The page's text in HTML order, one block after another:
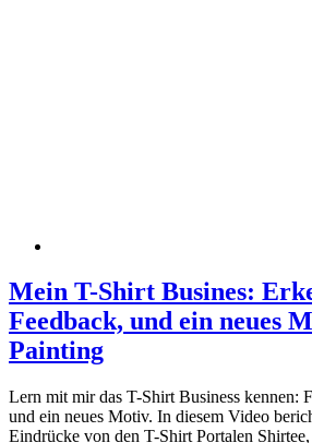
Mein T-Shirt Busines:
Feedback, und ein neues
Painting
Lern mit mir das T-Shirt Business kennen:
und ein neues Motiv. In diesem Video
Eindrücke von den T-Shirt Portalen